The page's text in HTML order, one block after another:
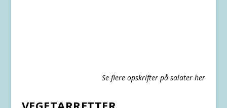
Se flere opskrifter på salater her